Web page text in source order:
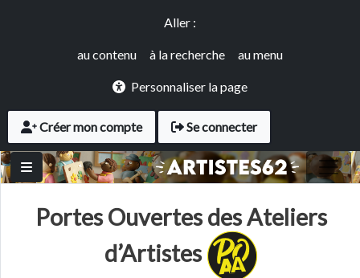
Aller :
au contenu à la recherche au menu
Personnaliser la page
User account menu
Créer mon compte Se connecter
Portes Ouvertes des Ateliers
d’Artistes